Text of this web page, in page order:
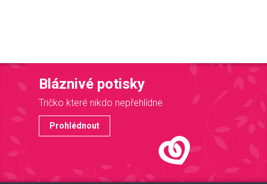
Bláznivé potisky
Tričko které nikdo nepřehlídne
Prohlédnout